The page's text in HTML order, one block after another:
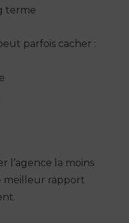
terme
parfois cacher :
l’agence la moins
meilleur rapport